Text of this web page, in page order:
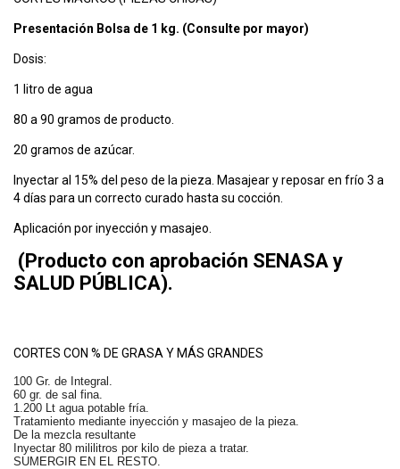
Presentación Bolsa de 1 kg. (Consulte por mayor)
Dosis:
1 litro de agua
80 a 90 gramos de producto.
20 gramos de azúcar.
Inyectar al 15% del peso de la pieza. Masajear y reposar en frío 3 a
4 días para un correcto curado hasta su cocción.
Aplicación por inyección y masajeo.
(Producto con aprobación SENASA y
SALUD PÚBLICA).
CORTES CON % DE GRASA Y MÁS GRANDES
100 Gr. de Integral.
60 gr. de sal fina.
1.200 Lt agua potable fría.
Tratamiento mediante inyección y masajeo de la pieza.
De la mezcla resultante
Inyectar 80 mililitros por kilo de pieza a tratar.
SUMERGIR EN EL RESTO.